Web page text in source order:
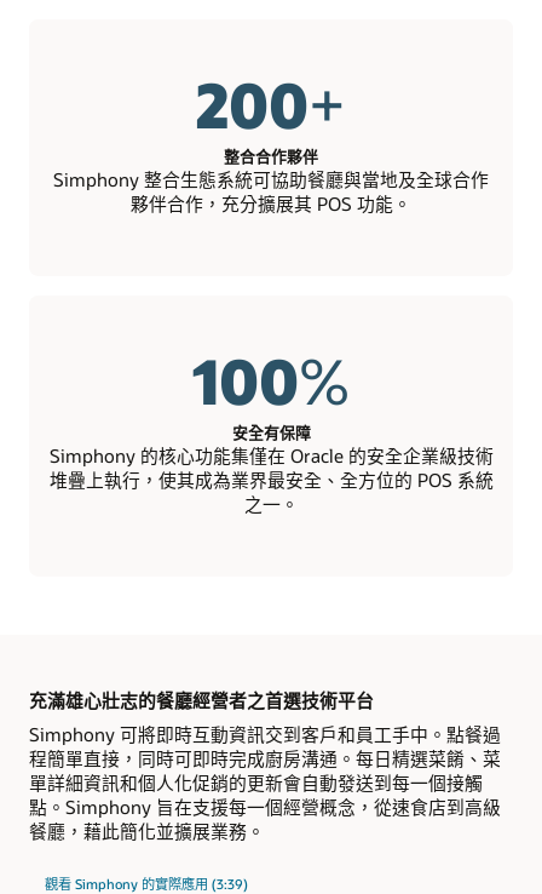
200+
整合合作夥伴
Simphony 整合生態系統可協助餐廳與當地及全球合作
夥伴合作，充分擴展其 POS 功能。
100%
安全有保障
Simphony 的核心功能集僅在 Oracle 的安全企業級技術
堆疊上執行，使其成為業界最安全、全方位的 POS 系統
之一。
充滿雄心壯志的餐廳經營者之首選技術平台
Simphony 可將即時互動資訊交到客戶和員工手中。點餐過
程簡單直接，同時可即時完成廚房溝通。每日精選菜餚、菜
單詳細資訊和個人化促銷的更新會自動發送到每一個接觸
點。Simphony 旨在支援每一個經營概念，從速食店到高級
餐廳，藉此簡化並擴展業務。
觀看 Simphony 的實際應用 (3:39)